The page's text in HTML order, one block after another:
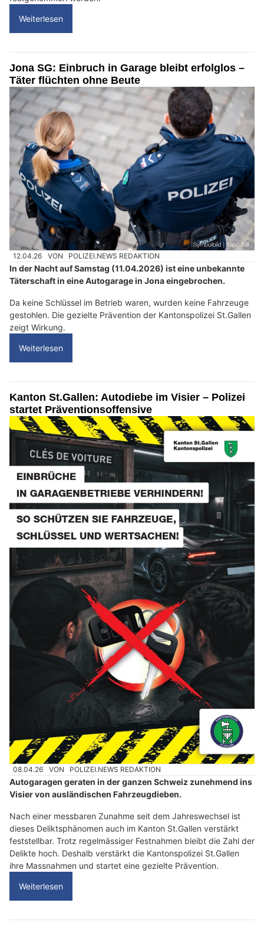
Weiterlesen
Jona SG: Einbruch in Garage bleibt erfolglos –
Täter flüchten ohne Beute
12.04.26 VON POLIZEI.NEWS REDAKTION
In der Nacht auf Samstag (11.04.2026) ist eine unbekannte
Täterschaft in eine Autogarage in Jona eingebrochen.
Da keine Schlüssel im Betrieb waren, wurden keine Fahrzeuge
gestohlen. Die gezielte Prävention der Kantonspolizei St.Gallen
zeigt Wirkung.
Weiterlesen
Kanton St.Gallen: Autodiebe im Visier – Polizei
startet Präventionsoffensive
08.04.26 VON POLIZEI.NEWS REDAKTION
Autogaragen geraten in der ganzen Schweiz zunehmend ins
Visier von ausländischen Fahrzeugdieben.
Nach einer messbaren Zunahme seit dem Jahreswechsel ist
dieses Deliktsphänomen auch im Kanton St.Gallen verstärkt
feststellbar. Trotz regelmässiger Festnahmen bleibt die Zahl der
Delikte hoch. Deshalb verstärkt die Kantonspolizei St.Gallen
ihre Massnahmen und startet eine gezielte Prävention.
Weiterlesen